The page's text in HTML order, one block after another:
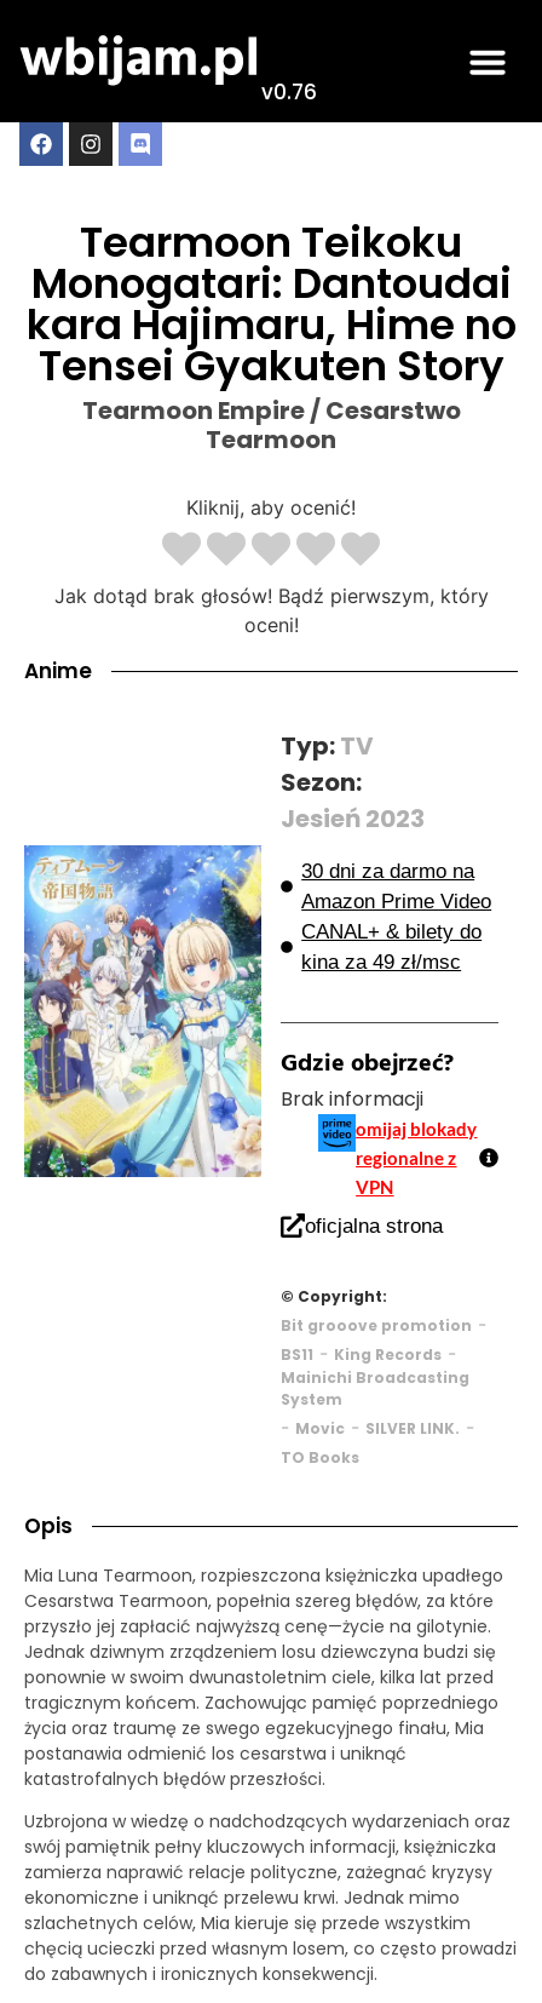
v0.76
Tearmoon Teikoku
Monogatari: Dantoudai
kara Hajimaru, Hime no
Tensei Gyakuten Story
Tearmoon Empire / Cesarstwo
Tearmoon
Kliknij, aby ocenić!
Jak dotąd brak głosów! Bądź pierwszym, który
oceni!
Anime
Typ:TV
Sezon:
Jesień 2023
30 dni za darmo na
Amazon Prime Video
CANAL+ & bilety do
kina za 49 zł/msc
Gdzie obejrzeć?
Brak informacji
omijaj blokady
regionalne z
VPN
oficjalna strona
© Copyright:
Bit grooove promotion -
BS11 - King Records-
Mainichi Broadcasting
System
- Movic - SILVER LINK. -
TO Books
Opis
Mia Luna Tearmoon, rozpieszczona księżniczka upadłego
Cesarstwa Tearmoon, popełnia szereg błędów, za które
przyszło jej zapłacić najwyższą cenę—życie na gilotynie.
Jednak dziwnym zrządzeniem losu dziewczyna budzi się
ponownie w swoim dwunastoletnim ciele, kilka lat przed
tragicznym końcem. Zachowując pamięć poprzedniego
życia oraz traumę ze swego egzekucyjnego finału, Mia
postanawia odmienić los cesarstwa i uniknąć
katastrofalnych błędów przeszłości.
Uzbrojona w wiedzę o nadchodzących wydarzeniach oraz
swój pamiętnik pełny kluczowych informacji, księżniczka
zamierza naprawić relacje polityczne, zażegnać kryzysy
ekonomiczne i uniknąć przelewu krwi. Jednak mimo
szlachetnych celów, Mia kieruje się przede wszystkim
chęcią ucieczki przed własnym losem, co często prowadzi
do zabawnych i ironicznych konsekwencji.